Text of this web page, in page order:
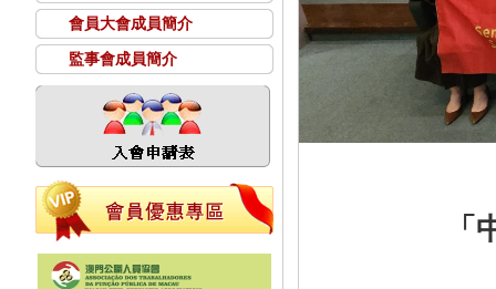
會員大會成員簡介
監事會成員簡介